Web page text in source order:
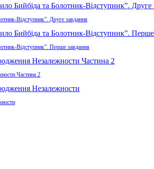
Відступник”. Друге завдання
Відступник”. Перше завдання
Частина 2